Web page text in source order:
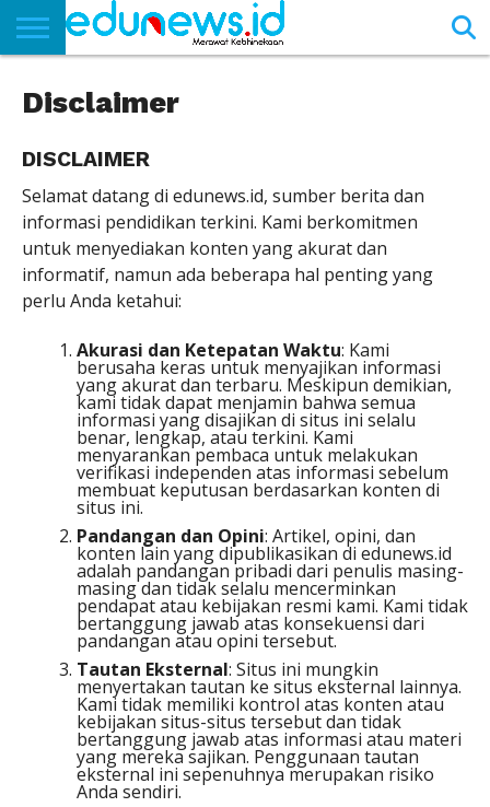
NEWS
EDUNEWS
LITERASI
PUSTAKA
SOSOK
TEKNO
KHASANAH
SASTRA
Disclaimer
DISCLAIMER
Selamat datang di edunews.id, sumber berita dan
informasi pendidikan terkini. Kami berkomitmen
untuk menyediakan konten yang akurat dan
informatif, namun ada beberapa hal penting yang
perlu Anda ketahui:
Akurasi dan Ketepatan Waktu: Kami
berusaha keras untuk menyajikan informasi
yang akurat dan terbaru. Meskipun demikian,
kami tidak dapat menjamin bahwa semua
informasi yang disajikan di situs ini selalu
benar, lengkap, atau terkini. Kami
menyarankan pembaca untuk melakukan
verifikasi independen atas informasi sebelum
membuat keputusan berdasarkan konten di
situs ini.
Pandangan dan Opini: Artikel, opini, dan
konten lain yang dipublikasikan di edunews.id
adalah pandangan pribadi dari penulis masing-
masing dan tidak selalu mencerminkan
pendapat atau kebijakan resmi kami. Kami tidak
bertanggung jawab atas konsekuensi dari
pandangan atau opini tersebut.
Tautan Eksternal: Situs ini mungkin
menyertakan tautan ke situs eksternal lainnya.
Kami tidak memiliki kontrol atas konten atau
kebijakan situs-situs tersebut dan tidak
bertanggung jawab atas informasi atau materi
yang mereka sajikan. Penggunaan tautan
eksternal ini sepenuhnya merupakan risiko
Anda sendiri.